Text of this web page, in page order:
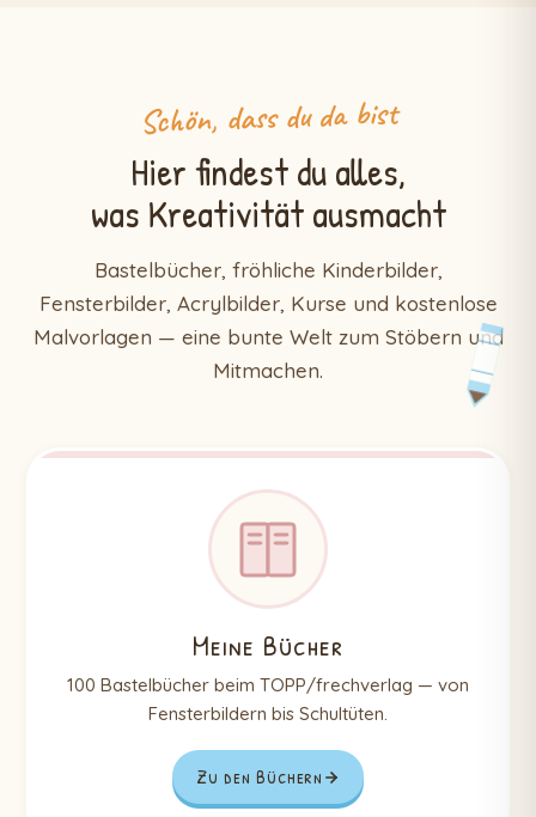
Schön, dass du da bist
Hier findest du alles,
was Kreativität ausmacht
Bastelbücher, fröhliche Kinderbilder,
Fensterbilder, Acrylbilder, Kurse und kostenlose
Malvorlagen — eine bunte Welt zum Stöbern und
Mitmachen.
Meine Bücher
100 Bastelbücher beim TOPP/frechverlag — von
Fensterbildern bis Schultüten.
Zu den Büchern